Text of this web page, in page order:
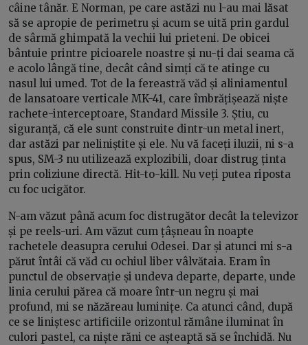
câine tânăr. E Norman, pe care astăzi nu l-au mai lăsat
să se apropie de perimetru și acum se uită prin gardul
de sârmă ghimpată la vechii lui prieteni. De obicei
bântuie printre picioarele noastre și nu-ți dai seama că
e acolo lângă tine, decât când simți că te atinge cu
nasul lui umed. Tot de la fereastră văd și aliniamentul
de lansatoare verticale MK-41, care îmbrățișează niște
rachete-interceptoare, Standard Missile 3. Știu, cu
siguranță, că ele sunt construite dintr-un metal inert,
dar astăzi par neliniștite și ele. Nu vă faceți iluzii, ni s-a
spus, SM-3 nu utilizează explozibili, doar distrug ținta
prin coliziune directă. Hit-to-kill. Nu veți putea riposta
cu foc ucigător.
N-am văzut până acum foc distrugător decât la televizor
și pe reels-uri. Am văzut cum țâșneau în noapte
rachetele deasupra cerului Odesei. Dar și atunci mi s-a
părut întâi că văd cu ochiul liber vâlvătaia. Eram în
punctul de observație și undeva departe, departe, unde
linia cerului părea că moare într-un negru și mai
profund, mi se năzăreau luminițe. Ca atunci când, după
ce se liniștesc artificiile orizontul rămâne iluminat în
culori pastel, ca niște răni ce așteaptă să se închidă. Nu